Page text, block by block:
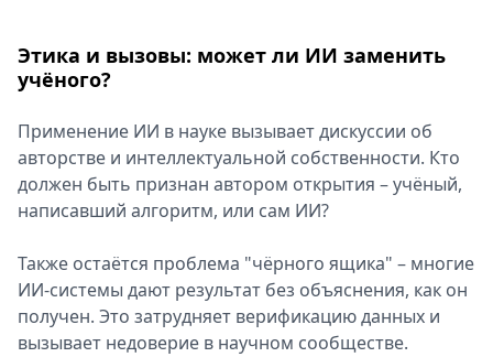
Этика и вызовы: может ли ИИ заменить
учёного?
Применение ИИ в науке вызывает дискуссии об
авторстве и интеллектуальной собственности. Кто
должен быть признан автором открытия – учёный,
написавший алгоритм, или сам ИИ?
Также остаётся проблема "чёрного ящика" – многие
ИИ-системы дают результат без объяснения, как он
получен. Это затрудняет верификацию данных и
вызывает недоверие в научном сообществе.